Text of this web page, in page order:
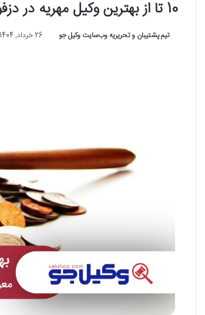
10 تا از بهترین وکیل مهریه در دزفول❤️【سال1405】⭐
تیم پشتیبان و تحریریه وب‌سایت وکیل جو 26 خرداد, 1404